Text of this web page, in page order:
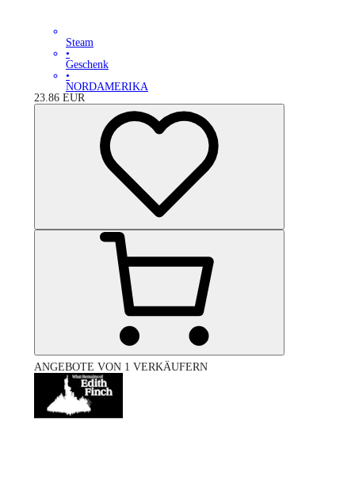
Steam
•
Geschenk
•
NORDAMERIKA
23.86 EUR
ANGEBOTE VON 1 VERKÄUFERN